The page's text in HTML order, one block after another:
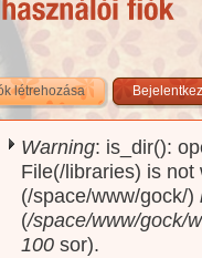
létrehozása(aktív fül)
Hibaüzenet
Warning: is_dir():
File(/libraries) is
(/space/www/gock/)
(/space/www/gock/
100 sor).